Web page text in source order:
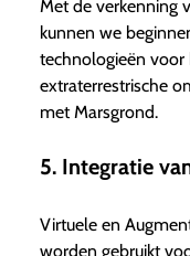
Met de verkenning
kunnen we
technologieën
extraterrestrische
met Marsgrond.
5. Integratie
Virtuele en
worden gebruikt